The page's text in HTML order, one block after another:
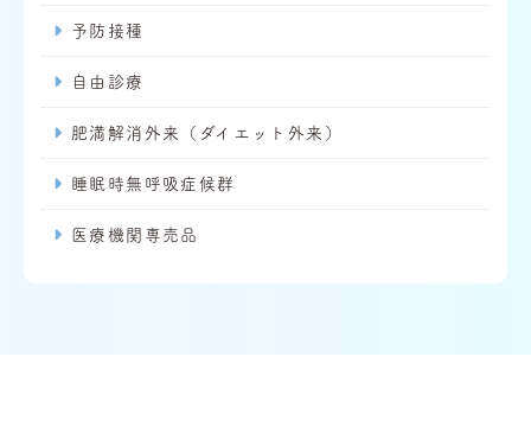
予防接種
自由診療
肥満解消外来（ダイエット外来）
睡眠時無呼吸症候群
医療機関専売品